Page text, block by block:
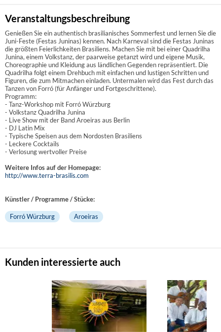
Veranstaltungsbeschreibung
Genießen Sie ein authentisch brasilianisches Sommerfest und lernen Sie die
Juni-Feste (Festas Juninas) kennen. Nach Karneval sind die Festas Juninas
die größten Feierlichkeiten Brasiliens. Machen Sie mit bei einer Quadrilha
Junina, einem Volkstanz, der paarweise getanzt wird und eigene Musik,
Choreographie und Kleidung aus ländlichen Gegenden repräsentiert. Die
Quadrilha folgt einem Drehbuch mit einfachen und lustigen Schritten und
Figuren, die zum Mitmachen einladen. Untermalen wird das Fest durch das
Tanzen von Forró (für Anfänger und Fortgeschrittene).
Programm:
- Tanz-Workshop mit Forró Würzburg
- Volkstanz Quadrilha Junina
- Live Show mit der Band Aroeiras aus Berlin
- DJ Latin Mix
- Typische Speisen aus dem Nordosten Brasiliens
- Leckere Cocktails
- Verlosung wertvoller Preise
Weitere Infos auf der Homepage:
http://www.terra-brasilis.com
Künstler / Programme / Stücke:
Forró Würzburg Aroeiras
Kunden interessierte auch